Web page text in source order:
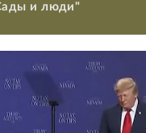
и люди"